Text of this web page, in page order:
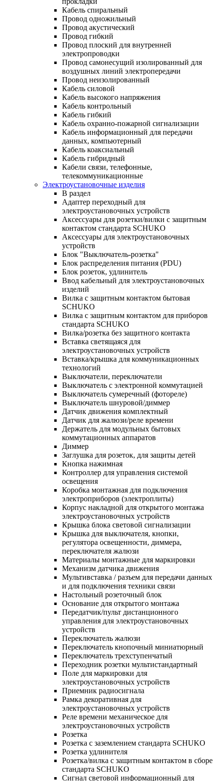
Кабель спиральный
Провод одножильный
Провод акустический
Провод гибкий
Провод плоский для внутренней
электропроводки
Провод самонесущий изолированный для
воздушных линий электропередачи
Провод неизолированный
Кабель силовой
Кабель высокого напряжения
Кабель контрольный
Кабель гибкий
Кабель охранно-пожарной сигнализации
Кабель информационный для передачи
данных, компьютерный
Кабель коаксиальный
Кабель гибридный
Кабели связи, телефонные,
телекоммуникационные
Электроустановочные изделия
В раздел
Адаптер переходный для
электроустановочных устройств
Аксессуары для розетки/вилки с защитным
контактом стандарта SCHUKO
Аксессуары для электроустановочных
устройств
Блок "Выключатель-розетка"
Блок распределения питания (PDU)
Блок розеток, удлинитель
Ввод кабельный для электроустановочных
изделий
Вилка с защитным контактом бытовая
SCHUKO
Вилка с защитным контактом для приборов
стандарта SCHUKO
Вилка/розетка без защитного контакта
Вставка светящаяся для
электроустановочных устройств
Вставка/крышка для коммуникационных
технологий
Выключатели, переключатели
Выключатель с электронной коммутацией
Выключатель сумеречный (фотореле)
Выключатель шнуровой/диммер
Датчик движения комплектный
Датчик для жалюзи/реле времени
Держатель для модульных бытовых
коммутационных аппаратов
Диммер
Заглушка для розеток, для защиты детей
Кнопка нажимная
Контроллер для управления системой
освещения
Коробка монтажная для подключения
электроприборов (электроплиты)
Корпус накладной для открытого монтажа
электроустановочных устройств
Крышка блока световой сигнализации
Крышка для выключателя, кнопки,
регулятора освещенности, диммера,
переключателя жалюзи
Материалы монтажные для маркировки
Механизм датчика движения
Мультивставка / разъем для передачи данных
и для подключения техники связи
Настольный розеточный блок
Основание для открытого монтажа
Передатчик/пульт дистанционного
управления для электроустановочных
устройств
Переключатель жалюзи
Переключатель кнопочный миниатюрный
Переключатель трехступенчатый
Переходник розетки мультистандартный
Поле для маркировки для
электроустановочных устройств
Приемник радиосигнала
Рамка декоративная для
электроустановочных устройств
Реле времени механическое для
электроустановочных устройств
Розетка
Розетка с заземлением стандарта SCHUKO
Розетка удлинителя
Розетка/вилка с защитным контактом в сборе
стандарта SCHUKO
Сигнал световой информационный для